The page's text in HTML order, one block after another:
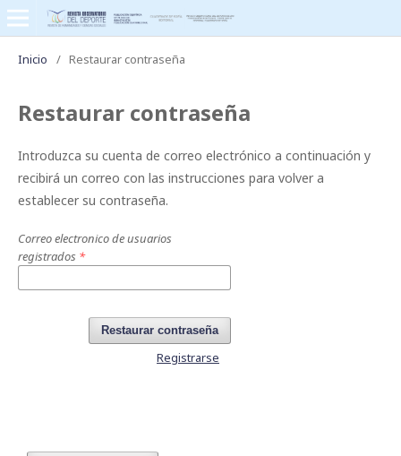
Inicio / Restaurar contraseña
Restaurar contraseña
Introduzca su cuenta de correo electrónico a continuación y
recibirá un correo con las instrucciones para volver a
establecer su contraseña.
Correo electronico de usuarios
registrados *
Restaurar contraseña
Registrarse